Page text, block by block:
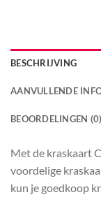
BESCHRIJVING
AANVULLENDE
BEOORDELINGEN (0)
Met de kraskaart
voordelige
kun je goedkoop